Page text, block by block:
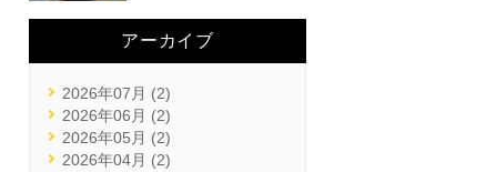
アーカイブ
2026年07月 (2)
2026年06月 (2)
2026年05月 (2)
2026年04月 (2)